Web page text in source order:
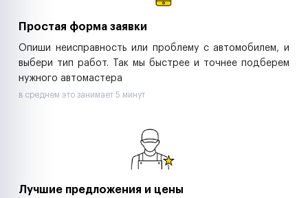
Простая форма заявки
Опиши неисправность или проблему с автомобилем, и
выбери тип работ. Так мы быстрее и точнее подберем
нужного автомастера
в среднем это занимает 5 минут
Лучшие предложения и цены